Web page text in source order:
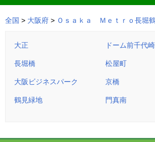
全国 > 大阪府 > Ｏｓａｋａ Ｍｅｔｒｏ長堀
大正 ドーム前千代崎
長堀橋 松屋町
大阪ビジネスパーク 京橋
鶴見緑地 門真南